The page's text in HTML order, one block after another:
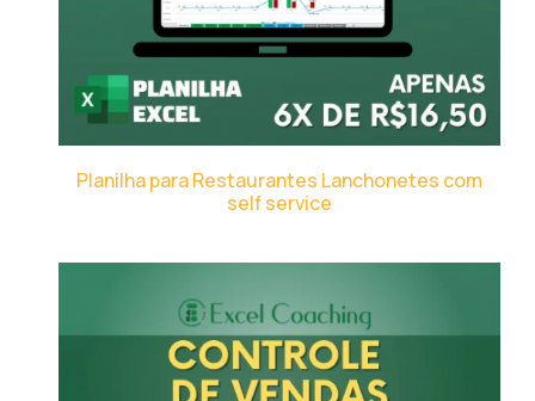
Planilha para Restaurantes Lanchonetes com
self service